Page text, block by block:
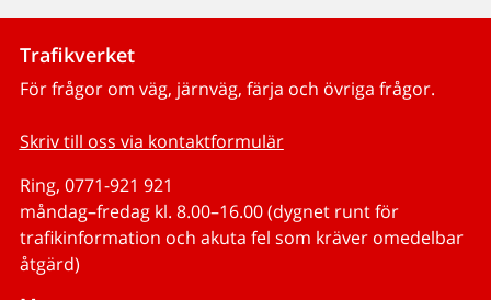
Trafikverket
För frågor om väg, järnväg, färja och övriga frågor.
Skriv till oss via kontaktformulär
Ring, 0771-921 921
måndag–fredag kl. 8.00–16.00 (dygnet runt för
trafikinformation och akuta fel som kräver omedelbar
åtgärd)